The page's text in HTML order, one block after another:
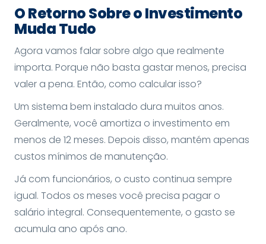
O Retorno Sobre o Investimento
Muda Tudo
Agora vamos falar sobre algo que realmente
importa. Porque não basta gastar menos, precisa
valer a pena. Então, como calcular isso?
Um sistema bem instalado dura muitos anos.
Geralmente, você amortiza o investimento em
menos de 12 meses. Depois disso, mantém apenas
custos mínimos de manutenção.
Já com funcionários, o custo continua sempre
igual. Todos os meses você precisa pagar o
salário integral. Consequentemente, o gasto se
acumula ano após ano.